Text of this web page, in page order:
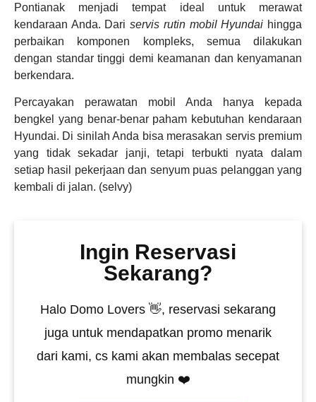
Pontianak menjadi tempat ideal untuk merawat
kendaraan Anda. Dariservis rutin mobil Hyundai hingga
perbaikan komponen kompleks, semua dilakukan
dengan standar tinggi demi keamanan dan kenyamanan
berkendara.
Percayakan perawatan mobil Anda hanya kepada
bengkel yang benar-benar paham kebutuhan kendaraan
Hyundai. Di sinilah Anda bisa merasakan servis premium
yang tidak sekadar janji, tetapi terbukti nyata dalam
setiap hasil pekerjaan dan senyum puas pelanggan yang
kembali di jalan. (selvy)
Ingin Reservasi
Sekarang?
Halo Domo Lovers 👋, reservasi sekarang
juga untuk mendapatkan promo menarik
dari kami, cs kami akan membalas secepat
mungkin ❤️